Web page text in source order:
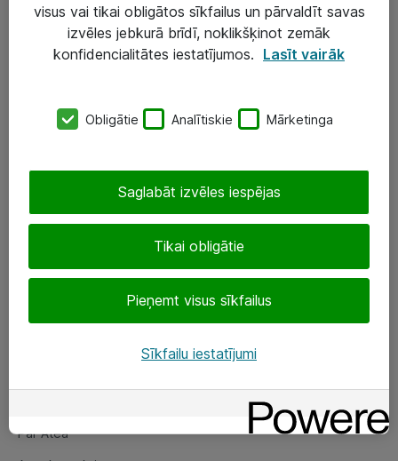
Darba vietu IT risinājumi
Serveri un datu centri
SIA „ATEA”
eShop@atea.lv
Sekojiet mums
Par Atea
Par Atea
visus vai tikai obligātos sīkfailus un pārvaldīt savas
izvēles jebkurā brīdī, noklikšķinot zemāk
konfidencialitātes iestatījumos. Lasīt vairāk
Obligātie Analītiskie Mārketinga
Tikai obligātie
Pieņemt visus sīkfailus
Saglabāt izvēles iespējas
Sīkfailu iestatījumi